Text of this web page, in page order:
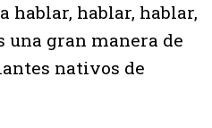
hablar, hablar, hablar,
una gran manera de
nativos de